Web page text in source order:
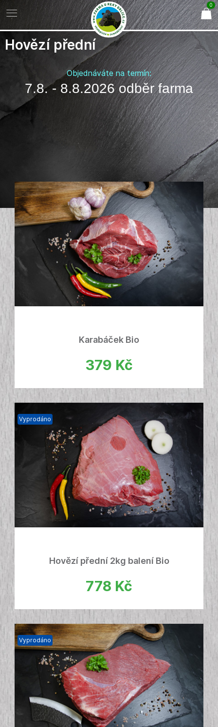
Hovězí přední
Objednáváte na termín:
7.8. - 8.8.2026 odběr farma
Karabáček Bio
379 Kč
Vyprodáno
Hovězí přední 2kg balení Bio
778 Kč
Vyprodáno
0